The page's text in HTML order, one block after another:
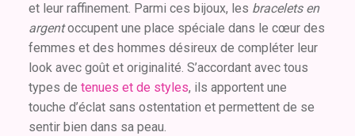
et leur raffinement. Parmi ces bijoux, les bracelets en
argentoccupent une place spéciale dans le cœur des
femmes et des hommes désireux de compléter leur
look avec goût et originalité. S’accordant avec tous
types de tenues et de styles, ils apportent une
touche d’éclat sans ostentation et permettent de se
sentir bien dans sa peau.